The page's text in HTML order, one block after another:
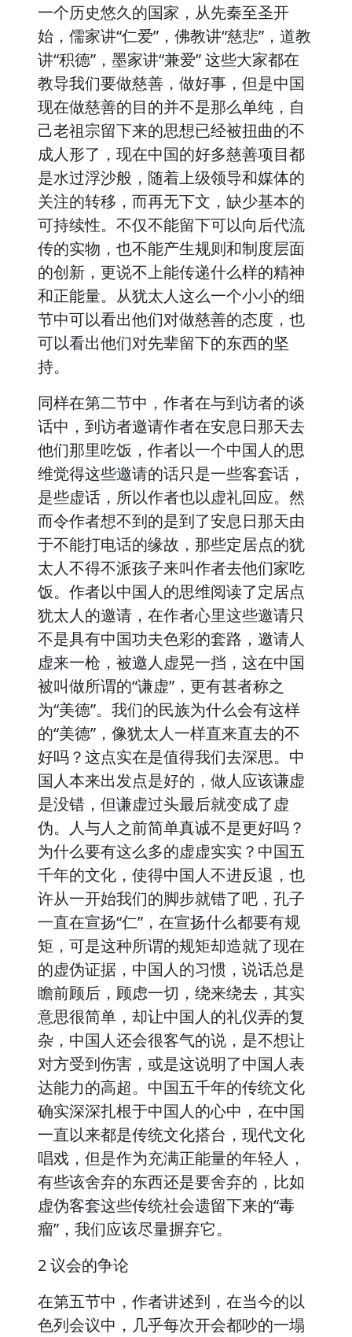
一个历史悠久的国家，从先秦至圣开
始，儒家讲“仁爱”，佛教讲“慈悲”，道教
讲“积德”，墨家讲“兼爱” 这些大家都在
教导我们要做慈善，做好事，但是中国
现在做慈善的目的并不是那么单纯，自
己老祖宗留下来的思想已经被扭曲的不
成人形了，现在中国的好多慈善项目都
是水过浮沙般，随着上级领导和媒体的
关注的转移，而再无下文，缺少基本的
可持续性。不仅不能留下可以向后代流
传的实物，也不能产生规则和制度层面
的创新，更说不上能传递什么样的精神
和正能量。从犹太人这么一个小小的细
节中可以看出他们对做慈善的态度，也
可以看出他们对先辈留下的东西的坚
持。
同样在第二节中，作者在与到访者的谈
话中，到访者邀请作者在安息日那天去
他们那里吃饭，作者以一个中国人的思
维觉得这些邀请的话只是一些客套话，
是些虚话，所以作者也以虚礼回应。然
而令作者想不到的是到了安息日那天由
于不能打电话的缘故，那些定居点的犹
太人不得不派孩子来叫作者去他们家吃
饭。作者以中国人的思维阅读了定居点
犹太人的邀请，在作者心里这些邀请只
不是具有中国功夫色彩的套路，邀请人
虚来一枪，被邀人虚晃一挡，这在中国
被叫做所谓的“谦虚”，更有甚者称之
为“美德”。我们的民族为什么会有这样
的“美德”，像犹太人一样直来直去的不
好吗？这点实在是值得我们去深思。中
国人本来出发点是好的，做人应该谦虚
是没错，但谦虚过头最后就变成了虚
伪。人与人之前简单真诚不是更好吗？
为什么要有这么多的虚虚实实？中国五
千年的文化，使得中国人不进反退，也
许从一开始我们的脚步就错了吧，孔子
一直在宣扬“仁”，在宣扬什么都要有规
矩，可是这种所谓的规矩却造就了现在
的虚伪证据，中国人的习惯，说话总是
瞻前顾后，顾虑一切，绕来绕去，其实
意思很简单，却让中国人的礼仪弄的复
杂，中国人还会很客气的说，是不想让
对方受到伤害，或是这说明了中国人表
达能力的高超。中国五千年的传统文化
确实深深扎根于中国人的心中，在中国
一直以来都是传统文化搭台，现代文化
唱戏，但是作为充满正能量的年轻人，
有些该舍弃的东西还是要舍弃的，比如
虚伪客套这些传统社会遗留下来的“毒
瘤”，我们应该尽量摒弃它。
2 议会的争论
在第五节中，作者讲述到，在当今的以
色列会议中，几乎每次开会都吵的一塌